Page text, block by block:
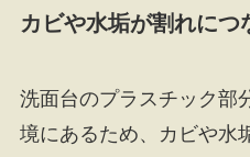
カビや水垢が割れにつ
洗面台のプラスチック部
境にあるため、カビや水